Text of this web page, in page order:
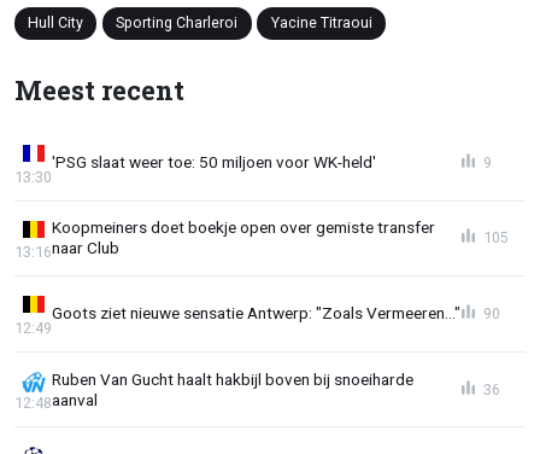
Hull City Sporting Charleroi Yacine Titraoui
Meest recent
'PSG slaat weer toe: 50 miljoen voor WK-held'
13:30
9
Koopmeiners doet boekje open over gemiste transfer
naar Club
13:16
105
Goots ziet nieuwe sensatie Antwerp: "Zoals Vermeeren..."
12:49
90
Ruben Van Gucht haalt hakbijl boven bij snoeiharde
aanval
12:48
36